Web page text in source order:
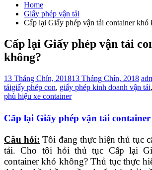
Home
Giấy phép vận tải
Cấp lại Giấy phép vận tải container khó
Cấp lại Giấy phép vận tải
không?
13 Tháng Chín, 201813 Tháng Chín, 2018
tảigiấy phép con, giấy phép kinh doanh vận tải,
phù hiệu xe container
Cấp lại Giấy phép vận tải
Câu hỏi: Tôi đang thực hiện thủ tục
tải. Cho tôi hỏi thủ tục Cấp lại
container khó không? Thủ tục thực